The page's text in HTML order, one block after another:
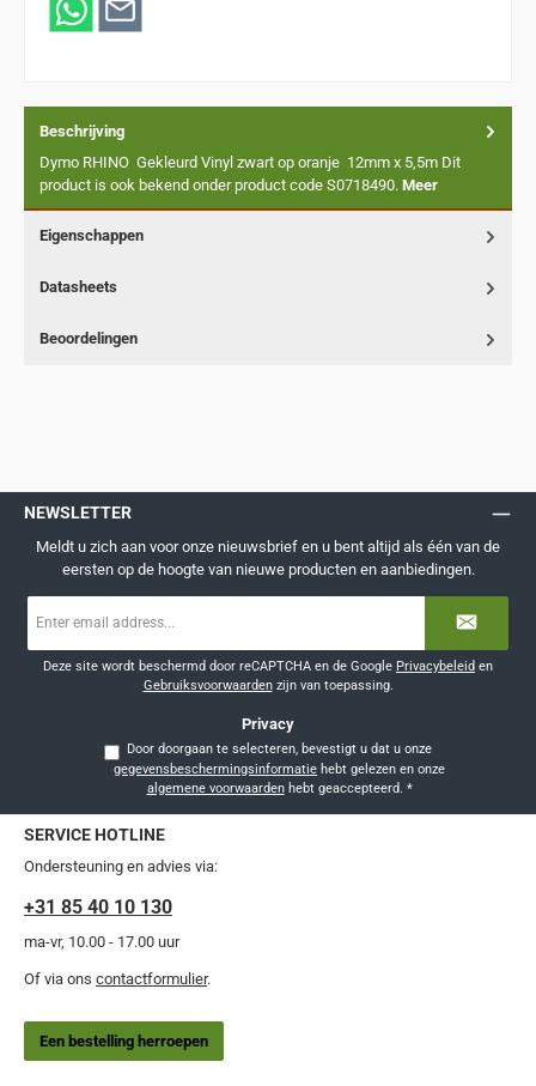
Beschrijving
Dymo RHINO Gekleurd Vinyl zwart op oranje 12mm x 5,5m Dit
product is ook bekend onder product code S0718490. Meer
Eigenschappen
Datasheets
Beoordelingen
NEWSLETTER
Meldt u zich aan voor onze nieuwsbrief en u bent altijd als één van de
eersten op de hoogte van nieuwe producten en aanbiedingen.
mailadres
Deze site wordt beschermd door reCAPTCHA en de Google Privacybeleid en
Gebruiksvoorwaardenzijn van toepassing.
Privacy
Door doorgaan te selecteren, bevestigt u dat u onze
gegevensbeschermingsinformatie
algemene voorwaardenhebt geaccepteerd. *
SERVICE HOTLINE
Ondersteuning en advies via:
+31 85 40 10 130
ma-vr, 10.00 - 17.00 uur
Of via ons contactformulier.
Een bestelling herroepen